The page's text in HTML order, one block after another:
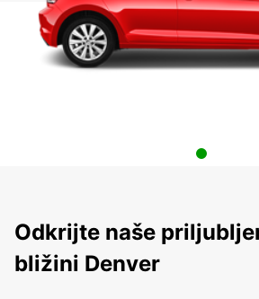
Odkrijte naše
bližini Denver